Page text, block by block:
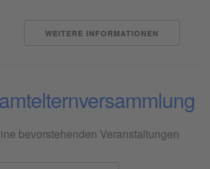
WEITERE INFORMATIONEN
bevorstehenden Veranstaltungen